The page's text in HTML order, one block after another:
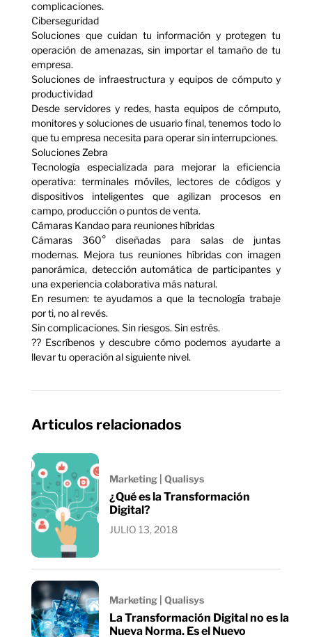
complicaciones.
Ciberseguridad
Soluciones que cuidan tu información y protegen tu
operación de amenazas, sin importar el tamaño de tu
empresa.
Soluciones de infraestructura y equipos de cómputo y
productividad
Desde servidores y redes, hasta equipos de cómputo,
monitores y soluciones de usuario final, tenemos todo lo
que tu empresa necesita para operar sin interrupciones.
Soluciones Zebra
Tecnología especializada para mejorar la eficiencia
operativa: terminales móviles, lectores de códigos y
dispositivos inteligentes que agilizan procesos en
campo, producción o puntos de venta.
Cámaras Kandao para reuniones híbridas
Cámaras 360° diseñadas para salas de juntas
modernas. Mejora tus reuniones híbridas con imagen
panorámica, detección automática de participantes y
una experiencia colaborativa más natural.
En resumen: te ayudamos a que la tecnología trabaje
por ti, no al revés.
Sin complicaciones. Sin riesgos. Sin estrés.
?? Escríbenos y descubre cómo podemos ayudarte a
llevar tu operación al siguiente nivel.
Articulos relacionados
Marketing | Qualisys
¿Qué es la Transformación
Digital?
JULIO 13, 2018
Marketing | Qualisys
La Transformación Digital no es la
Nueva Norma. Es el Nuevo